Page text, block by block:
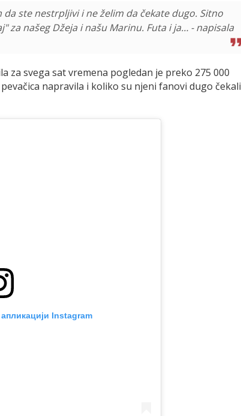
ste nestrpljivi i ne želim da čekate dugo. Sitno
za našeg Džeja i našu Marinu. Futa i ja… - napisala
za svega sat vremena pogledan je preko 275 000
napravila i koliko su njeni fanovi dugo čekali
Instagram